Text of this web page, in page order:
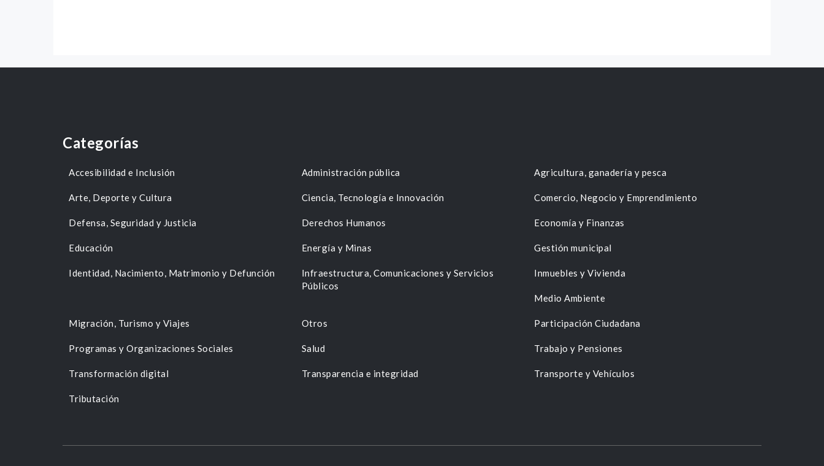
Categorías
Accesibilidad e Inclusión Administración pública Agricultura, ganadería y pesca
Arte, Deporte y Cultura Ciencia, Tecnología e Innovación Comercio, Negocio y Emprendimiento
Defensa, Seguridad y Justicia Derechos Humanos Economía y Finanzas
Educación Energía y Minas Gestión municipal
Identidad, Nacimiento, Matrimonio y Defunción
Infraestructura, Comunicaciones y Servicios
Públicos
Inmuebles y Vivienda
Medio Ambiente
Migración, Turismo y Viajes Otros Participación Ciudadana
Programas y Organizaciones Sociales Salud Trabajo y Pensiones
Transformación digital Transparencia e integridad Transporte y Vehículos
Tributación